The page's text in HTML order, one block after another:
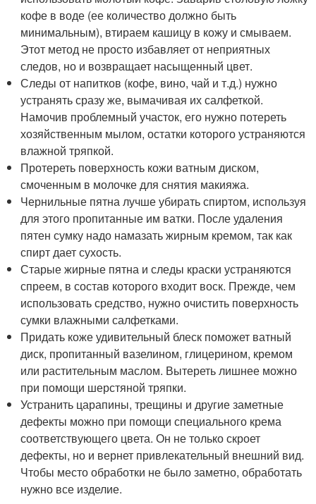
кофе в воде (ее количество должно быть
минимальным), втираем кашицу в кожу и смываем.
Этот метод не просто избавляет от неприятных
следов, но и возвращает насыщенный цвет.
Следы от напитков (кофе, вино, чай и т.д.) нужно
устранять сразу же, вымачивая их салфеткой.
Намочив проблемный участок, его нужно потереть
хозяйственным мылом, остатки которого устраняются
влажной тряпкой.
Протереть поверхность кожи ватным диском,
смоченным в молочке для снятия макияжа.
Чернильные пятна лучше убирать спиртом, используя
для этого пропитанные им ватки. После удаления
пятен сумку надо намазать жирным кремом, так как
спирт дает сухость.
Старые жирные пятна и следы краски устраняются
спреем, в состав которого входит воск. Прежде, чем
использовать средство, нужно очистить поверхность
сумки влажными салфетками.
Придать коже удивительный блеск поможет ватный
диск, пропитанный вазелином, глицерином, кремом
или растительным маслом. Вытереть лишнее можно
при помощи шерстяной тряпки.
Устранить царапины, трещины и другие заметные
дефекты можно при помощи специального крема
соответствующего цвета. Он не только скроет
дефекты, но и вернет привлекательный внешний вид.
Чтобы место обработки не было заметно, обработать
нужно все изделие.